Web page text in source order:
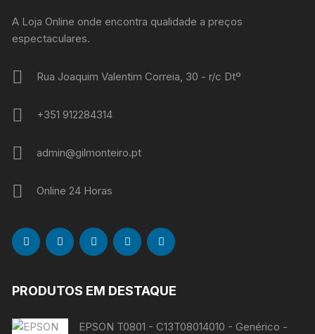
A Loja Online onde encontra qualidade a preços
espectaculares.
Rua Joaquim Valentim Correia, 30 - r/c Dtº
+351 912284314
admin@gilmonteiro.pt
Online 24 Horas
PRODUTOS EM DESTAQUE
EPSON T0801 - C13T08014010 - Genérico -